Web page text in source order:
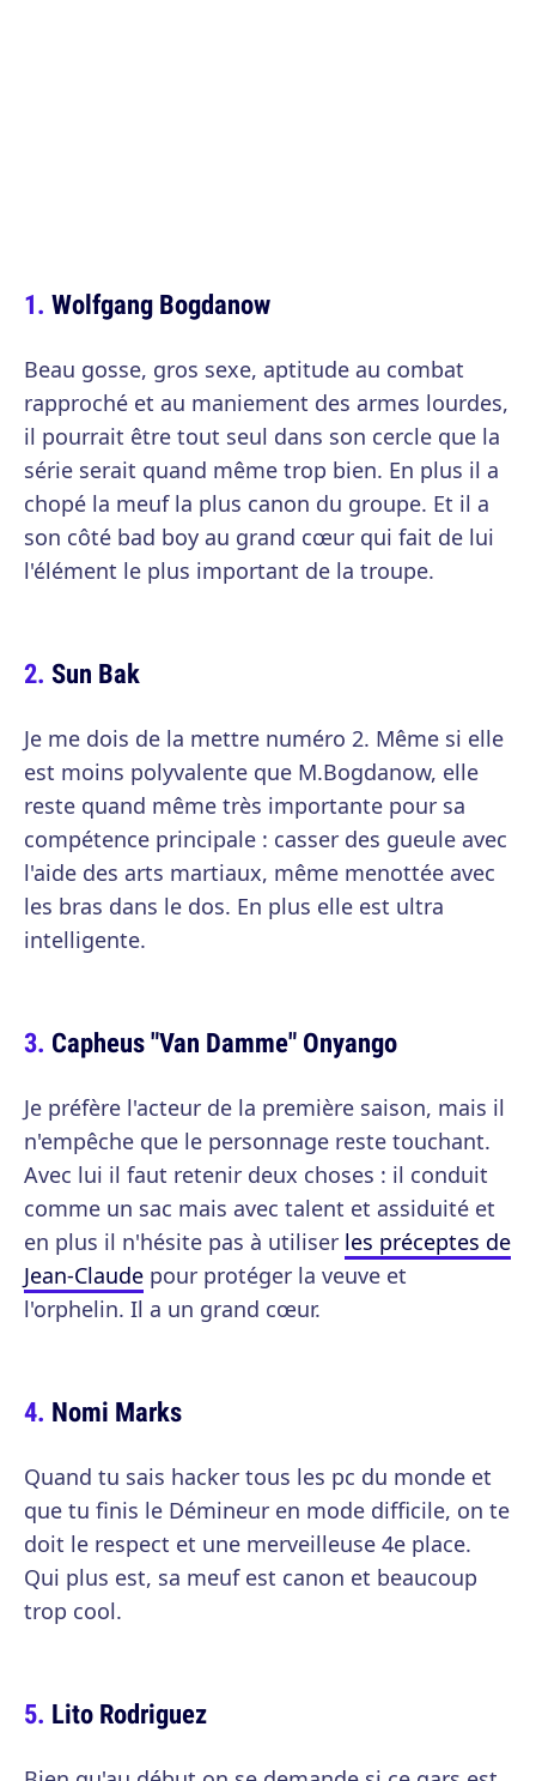
Wolfgang Bogdanow
Beau gosse, gros sexe, aptitude au combat
rapproché et au maniement des armes lourdes,
il pourrait être tout seul dans son cercle que la
série serait quand même trop bien. En plus il a
chopé la meuf la plus canon du groupe. Et il a
son côté bad boy au grand cœur qui fait de lui
l'élément le plus important de la troupe.
Sun Bak
Je me dois de la mettre numéro 2. Même si elle
est moins polyvalente que M.Bogdanow, elle
reste quand même très importante pour sa
compétence principale : casser des gueule avec
l'aide des arts martiaux, même menottée avec
les bras dans le dos. En plus elle est ultra
intelligente.
Capheus "Van Damme" Onyango
Je préfère l'acteur de la première saison, mais il
n'empêche que le personnage reste touchant.
Avec lui il faut retenir deux choses : il conduit
comme un sac mais avec talent et assiduité et
en plus il n'hésite pas à utiliser les préceptes de
Jean-Claude pour protéger la veuve et
l'orphelin. Il a un grand cœur.
Nomi Marks
Quand tu sais hacker tous les pc du monde et
que tu finis le Démineur en mode difficile, on te
doit le respect et une merveilleuse 4e place.
Qui plus est, sa meuf est canon et beaucoup
trop cool.
Lito Rodriguez